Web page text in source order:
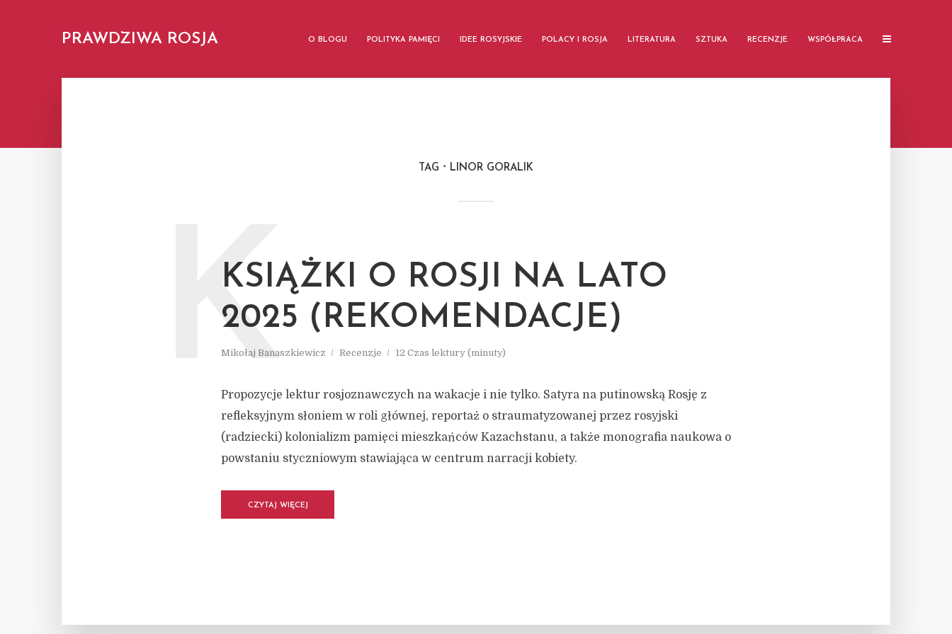
PRAWDZIWA ROSJA O BLOGU POLITYKA PAMIĘCI IDEE ROSYJSKIE POLACY I ROSJA LITERATURA SZTUKA RECENZJE WSPÓŁPRACA
TAG LINOR GORALIK
KSIĄŻKI O ROSJI NA LATO
2025 (REKOMENDACJE)
Mikołaj Banaszkiewicz Recenzje 12 Czas lektury (minuty)
K
Propozycje lektur rosjoznawczych na wakacje i nie tylko. Satyra na putinowską Rosję z
refleksyjnym słoniem w roli głównej, reportaż o straumatyzowanej przez rosyjski
(radziecki) kolonializm pamięci mieszkańców Kazachstanu, a także monografia naukowa o
powstaniu styczniowym stawiająca w centrum narracji kobiety.
CZYTAJ WIĘCEJ